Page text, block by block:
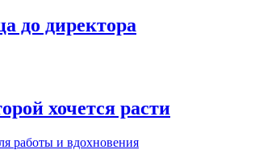
до директора
хочется расти